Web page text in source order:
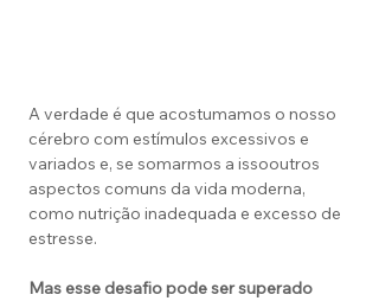
A verdade é que acostumamos o nosso
cérebro com estímulos excessivos e
variados e, se somarmos a issooutros
aspectos comuns da vida moderna,
como nutrição inadequada e excesso de
estresse.
Mas esse desafio pode ser superado